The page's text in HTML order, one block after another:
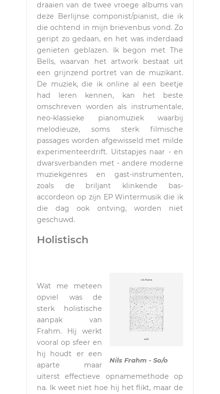
draaien van de twee vroege albums van
deze Berlijnse componist/pianist, die ik
die ochtend in mijn brievenbus vond. Zo
geript zo gedaan, en het was inderdaad
genieten geblazen. Ik begon met The
Bells, waarvan het artwork bestaat uit
een grijnzend portret van de muzikant.
De muziek, die ik online al een beetje
had leren kennen, kan het beste
omschreven worden als instrumentale,
neo-klassieke pianomuziek waarbij
melodieuze, soms sterk filmische
passages worden afgewisseld met milde
experimenteerdrift. Uitstapjes naar - en
dwarsverbanden met - andere moderne
muziekgenres en gast-instrumenten,
zoals de briljant klinkende bas-
accordeon op zijn EP Wintermusik die ik
die dag ook ontving, worden niet
geschuwd.
Holistisch
Nils Frahm - So/o
Wat me meteen
opviel was de
sterk holistische
aanpak van
Frahm. Hij werkt
vooral op sfeer en
hij houdt er een
aparte maar
uiterst effectieve opnamemethode op
na. Ik weet niet hoe hij het flikt, maar de